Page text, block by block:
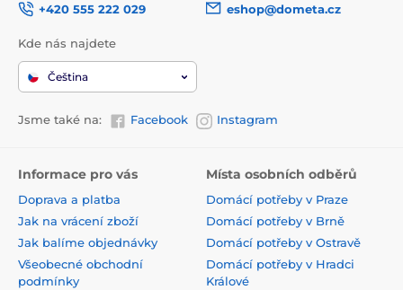
+420 555 222 029
eshop@dometa.cz
Kde nás najdete
Čeština
Jsme také na: Facebook Instagram
Informace pro vás
Doprava a platba
Jak na vrácení zboží
Jak balíme objednávky
Všeobecné obchodní
podmínky
Místa osobních odběrů
Domácí potřeby v Praze
Domácí potřeby v Brně
Domácí potřeby v Ostravě
Domácí potřeby v Hradci
Králové